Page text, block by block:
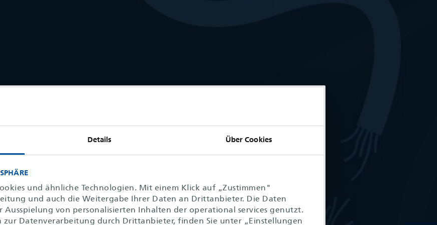
Details Über Cookies
und ähnliche Technologien. Mit einem Klick auf „Zustimmen"
und auch die Weitergabe Ihrer Daten an Drittanbieter. Die Daten
von personalisierten Inhalten der operational services genutzt.
Datenverarbeitung durch Drittanbieter, finden Sie unter „Einstellungen